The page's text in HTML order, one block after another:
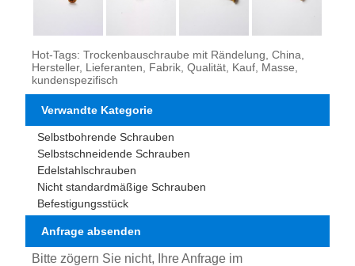
Hot-Tags: Trockenbauschraube mit Rändelung, China,
Hersteller, Lieferanten, Fabrik, Qualität, Kauf, Masse,
kundenspezifisch
Verwandte Kategorie
Selbstbohrende Schrauben
Selbstschneidende Schrauben
Edelstahlschrauben
Nicht standardmäßige Schrauben
Befestigungsstück
Anfrage absenden
Bitte zögern Sie nicht, Ihre Anfrage im